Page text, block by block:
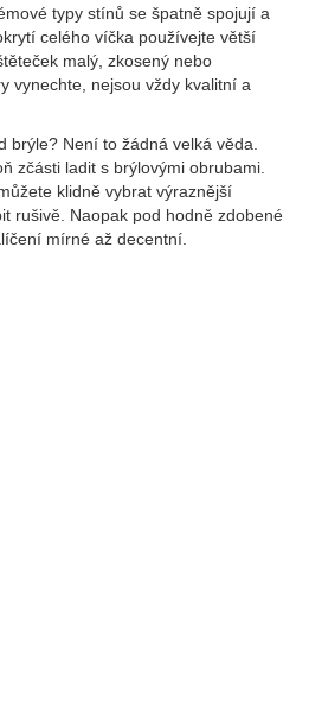
typy stínů se špatně spojují a
celého víčka používejte větší
malý, zkosený nebo
vynechte, nejsou vždy kvalitní a
brýle? Není to žádná velká věda.
zčásti ladit s brýlovými obrubami.
klidně vybrat výraznější
rušivě. Naopak pod hodně zdobené
mírné až decentní.